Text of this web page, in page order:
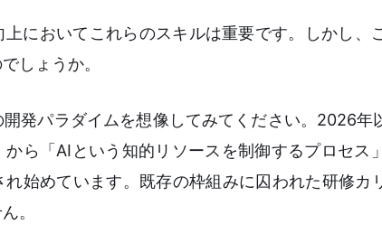
上においてこれらのスキルは重要です。しかし、
しょうか。
発パラダイムを想像してみてください。2026
ら「AIという知的リソースを制御するプロセス
始めています。既存の枠組みに囚われた研修カ
。